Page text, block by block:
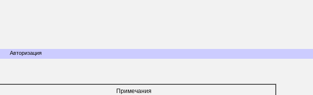
Авторизация
Примечания